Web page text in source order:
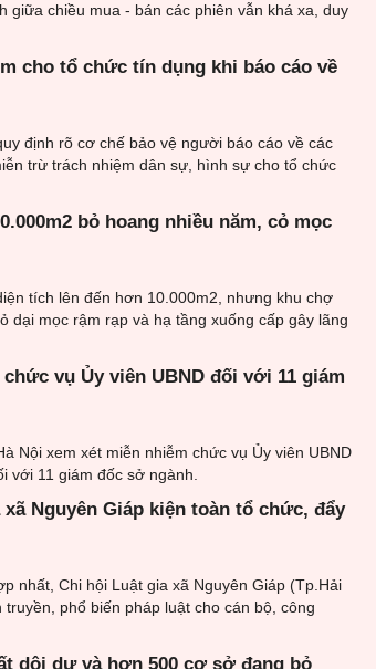
giữa chiều mua - bán các phiên vẫn khá xa, duy
cho tổ chức tín dụng khi báo cáo về
định rõ cơ chế bảo vệ người báo cáo về các
trừ trách nhiệm dân sự, hình sự cho tổ chức
bỏ hoang nhiều năm, cỏ mọc
tích lên đến hơn 10.000m2, nhưng khu chợ
dại mọc rậm rạp và hạ tầng xuống cấp gây lãng
vụ Ủy viên UBND đối với 11 giám
Nội xem xét miễn nhiễm chức vụ Ủy viên UBND
với 11 giám đốc sở ngành.
Nguyên Giáp kiện toàn tổ chức, đẩy
nhất, Chi hội Luật gia xã Nguyên Giáp (Tp.Hải
phổ biến pháp luật cho cán bộ, công
dôi dư và hơn 500 cơ sở đang bỏ